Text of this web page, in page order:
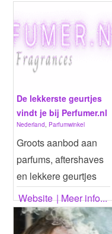
Website | Meer info...
De lekkerste geurtjes
vindt je bij Perfumer.nl
Nederland Parfumwinkel
Groots aanbod aan
parfums, aftershaves
en lekkere geurtjes
voor in huis!...
Website | Meer info...